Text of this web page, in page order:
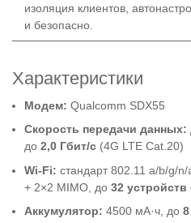
изоляция клиентов,
и безопасно.
Характеристики
Модем: Qualcomm SDX55
Скорость передачи данных:
до2,0 Гбит/с (4G LTE Cat.20)
Wi-Fi: стандарт 802.11 a/b/g/
+ 2×2 MIMO, до32 устройств
Аккумулятор: 4500 мА·ч, до